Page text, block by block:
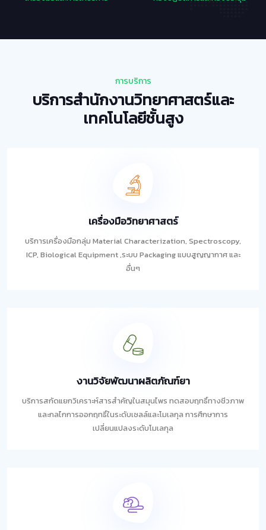
การบริการ
บริการสำนักงานวิทยาศาสตร์และ
เทคโนโลยีชั้นสูง
เครื่องมือวิทยาศาสตร์
บริการเครื่องมือกลุ่ม Material Characterization, Spectroscopy,
ICP, Biological Equipment ,ระบบ Packaging แบบสูญญากาศ และ
อื่นๆ
งานวิจัยพัฒนาผลิตภัณฑ์ยา
บริการสกัดแยกวิเคราะห์สารสำคัญในสมุนไพร ทดสอบฤทธิ์ทางชีวภาพ
และกลไกการออกฤทธิ์ในระดับเซลล์และโมเลกุล การศึกษาการ
เปลี่ยนแปลงระดับโมเลกุล